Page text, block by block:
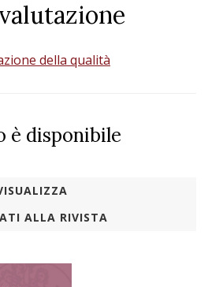
della qualità
è disponibile
ALLA RIVISTA